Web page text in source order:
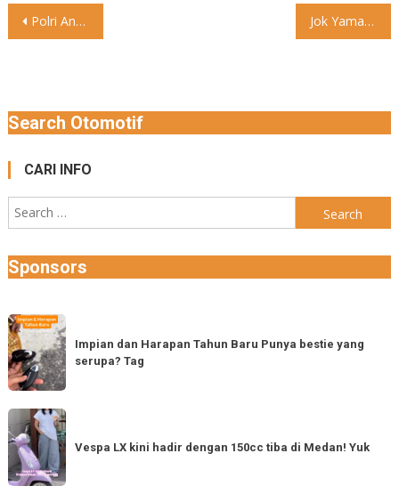
Post
Polri Anggarkan Rp 19,8 M untuk Pengadaan Moge Tes SIM Jok Yamaha MT-25 Terbakar, Inii Penyebabnya! Ramai di media sosial
Search Otomotif
CARI INFO
Search
for:
Sponsors
Impian
dan
Harapan
Tahun
Baru
Punya
bestie
yang
Impian dan Harapan Tahun Baru Punya bestie yang
serupa? Tag
Vespa
LX
kini
hadir
Vespa LX kini hadir dengan 150cc tiba di Medan! Yuk